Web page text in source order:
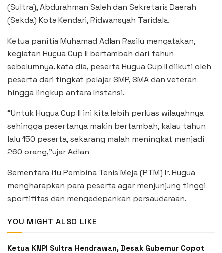
(Sultra), Abdurahman Saleh dan Sekretaris Daerah
(Sekda) Kota Kendari, Ridwansyah Taridala.
Ketua panitia Muhamad Adlan Rasilu mengatakan,
kegiatan Hugua Cup II bertambah dari tahun
sebelumnya. kata dia, peserta Hugua Cup II diikuti oleh
peserta dari tingkat pelajar SMP, SMA dan veteran
hingga lingkup antara Instansi.
“Untuk Hugua Cup II ini kita lebih perluas wilayahnya
sehingga pesertanya makin bertambah, kalau tahun
lalu 150 peserta, sekarang malah meningkat menjadi
260 orang,”ujar Adlan
Sementara itu Pembina Tenis Meja (PTM) Ir. Hugua
mengharapkan para peserta agar menjunjung tinggi
sportifitas dan mengedepankan persaudaraan.
YOU MIGHT ALSO LIKE
Ketua KNPI Sultra Hendrawan, Desak Gubernur Copot